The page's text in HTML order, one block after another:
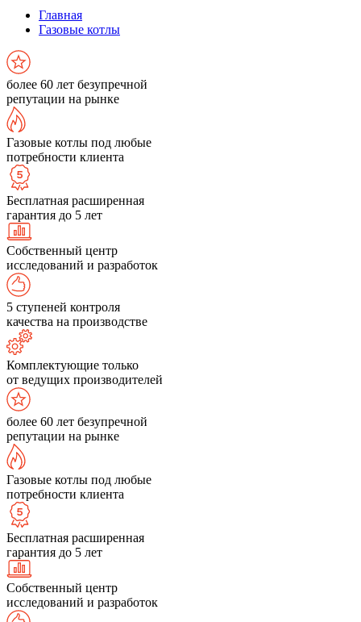
Главная
Газовые котлы
более 60 лет безупречной
репутации на рынке
Газовые котлы под любые
потребности клиента
Бесплатная расширенная
гарантия до 5 лет
Собственный центр
исследований и разработок
5 ступеней контроля
качества на производстве
Комплектующие только
от ведущих производителей
более 60 лет безупречной
репутации на рынке
Газовые котлы под любые
потребности клиента
Бесплатная расширенная
гарантия до 5 лет
Собственный центр
исследований и разработок